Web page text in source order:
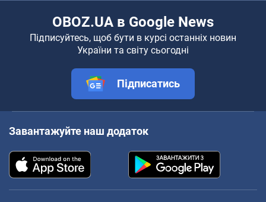
OBOZ.UA в Google News
Підписуйтесь, щоб бути в курсі останніх новин
України та світу сьогодні
Підписатись
Завантажуйте наш додаток